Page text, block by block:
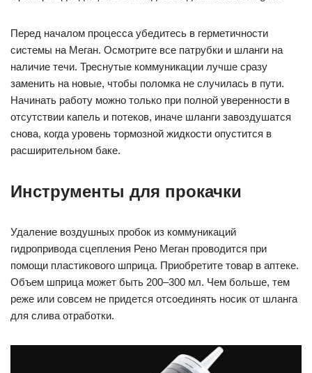
Перед началом процесса убедитесь в герметичности
системы на Меган. Осмотрите все патрубки и шланги на
наличие течи. Треснутые коммуникации лучше сразу
заменить на новые, чтобы поломка не случилась в пути.
Начинать работу можно только при полной уверенности в
отсутствии капель и потеков, иначе шланги завоздушатся
снова, когда уровень тормозной жидкости опустится в
расширительном баке.
Инструменты для прокачки
Удаление воздушных пробок из коммуникаций
гидропривода сцепления Рено Меган проводится при
помощи пластикового шприца. Приобретите товар в аптеке.
Объем шприца может быть 200–300 мл. Чем больше, тем
реже или совсем не придется отсоединять носик от шланга
для слива отработки.